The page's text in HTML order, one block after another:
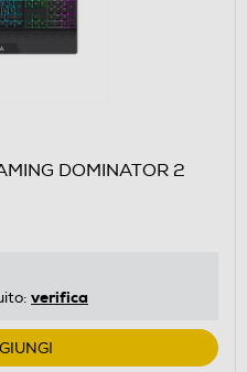
DOMINATOR 2
verifica